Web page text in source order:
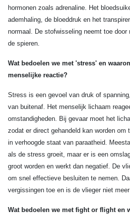
hormonen zoals adrenaline. Het
ademhaling, de bloeddruk en het
normaal. De stofwisseling neemt toe door
de spieren.
Wat bedoelen we met 'stress' en
menselijke reactie?
Stress is een gevoel van druk of
van buitenaf. Het menselijk lichaam
omstandigheden. Bij gevaar moet het
zodat er direct gehandeld kan worden om
in verhoogde staat van paraatheid.
als de stress groeit, maar er is een
groot worden en werkt dan negatief. De
om snel effectieve besluiten te nemen.
vergissingen toe en is de vlieger niet
Wat bedoelen we met fight or flight en